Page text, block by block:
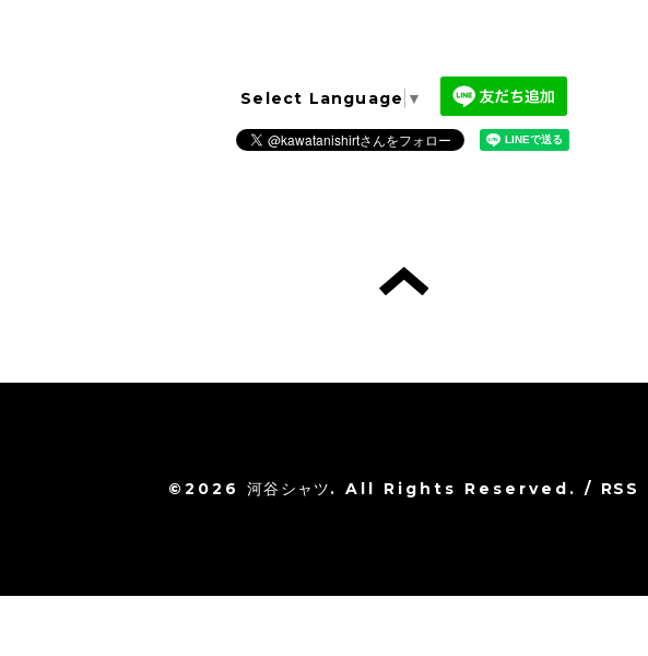
Select Language ▼
©2026河谷シャツ. All Rights Reserved. / RSS